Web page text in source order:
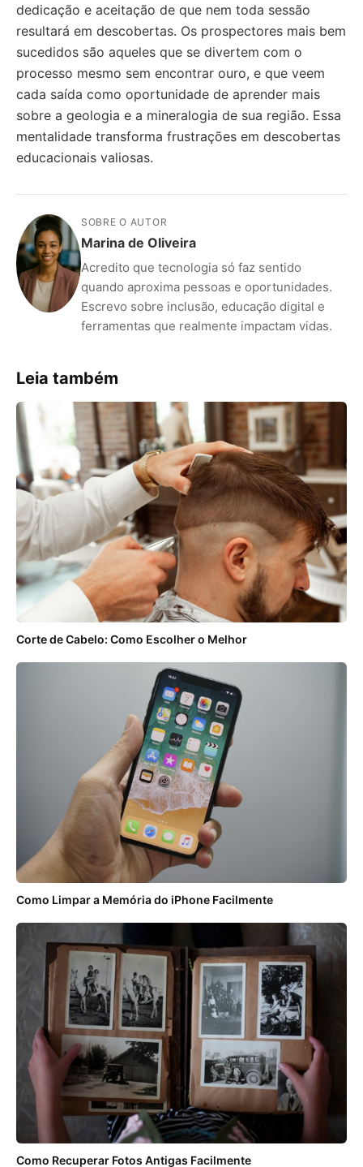
dedicação e aceitação de que nem toda sessão
resultará em descobertas. Os prospectores mais bem
sucedidos são aqueles que se divertem com o
processo mesmo sem encontrar ouro, e que veem
cada saída como oportunidade de aprender mais
sobre a geologia e a mineralogia de sua região. Essa
mentalidade transforma frustrações em descobertas
educacionais valiosas.
SOBRE O AUTOR
Marina de Oliveira
Acredito que tecnologia só faz sentido
quando aproxima pessoas e oportunidades.
Escrevo sobre inclusão, educação digital e
ferramentas que realmente impactam vidas.
Leia também
Corte de Cabelo: Como Escolher o Melhor
Como Limpar a Memória do iPhone Facilmente
Como Recuperar Fotos Antigas Facilmente